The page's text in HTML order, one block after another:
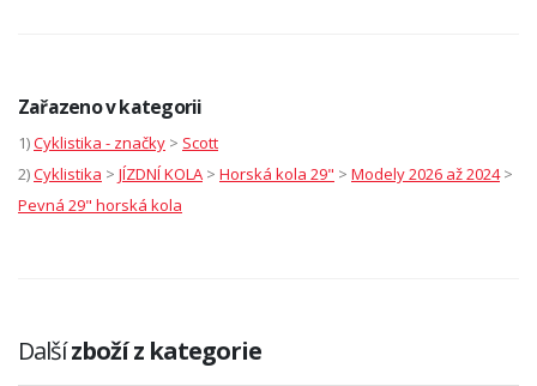
Zařazeno v kategorii
1)Cyklistika - značky > Scott
2)Cyklistika > JÍZDNÍ KOLA > Horská kola 29" > Modely 2026 až 2024 >
Pevná 29" horská kola
Dalšízboží z kategorie